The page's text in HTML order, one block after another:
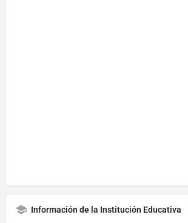
Información de la Institución Educativa